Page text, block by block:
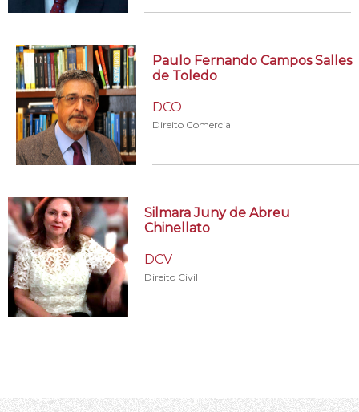
Paulo Fernando Campos Salles
de Toledo
DCO
Direito Comercial
Silmara Juny de Abreu
Chinellato
DCV
Direito Civil